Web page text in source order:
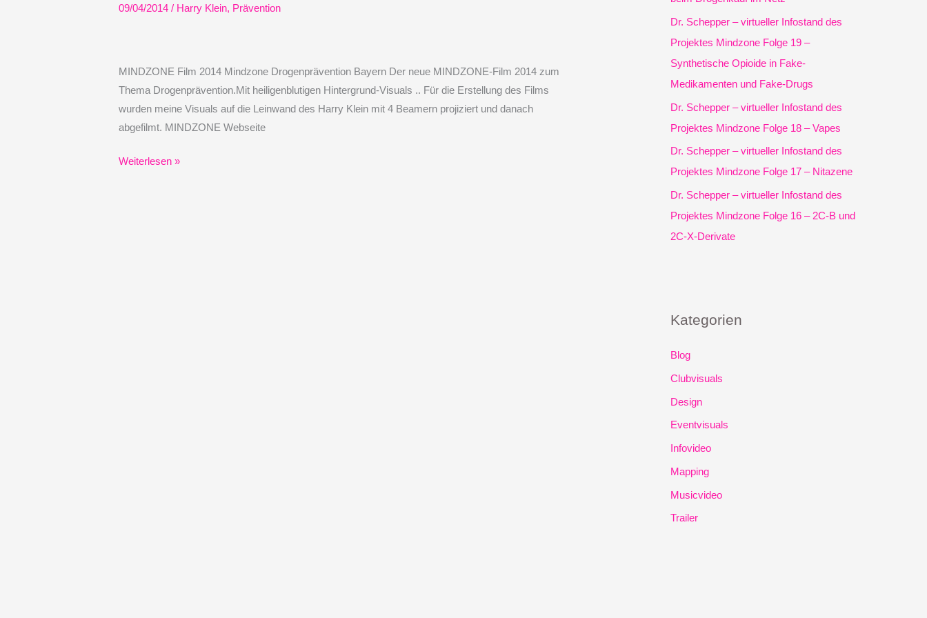
09/04/2014/ Harry Klein, Prävention
MINDZONE Film 2014 Mindzone Drogenprävention Bayern Der neue MINDZONE-Film 2014 zum
Thema Drogenprävention.Mit heiligenblutigen Hintergrund-Visuals .. Für die Erstellung des Films
wurden meine Visuals auf die Leinwand des Harry Klein mit 4 Beamern projiziert und danach
abgefilmt. MINDZONE Webseite
MINDZONE
Weiterlesen »
Dr. Schepper – virtueller Infostand des
Projektes Mindzone Folge 19 –
Synthetische Opioide in Fake-
Medikamenten und Fake-Drugs
Dr. Schepper – virtueller Infostand des
Projektes Mindzone Folge 18 – Vapes
Dr. Schepper – virtueller Infostand des
Projektes Mindzone Folge 17 – Nitazene
Dr. Schepper – virtueller Infostand des
Projektes Mindzone Folge 16 – 2C-B und
2C-X-Derivate
Kategorien
Blog
Clubvisuals
Design
Eventvisuals
Infovideo
Mapping
Musicvideo
Trailer